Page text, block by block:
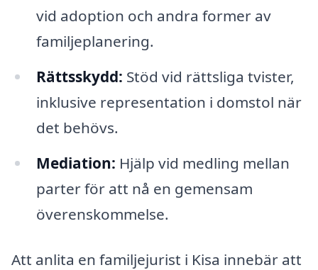
vid adoption och andra former av
familjeplanering.
Rättsskydd: Stöd vid rättsliga tvister,
inklusive representation i domstol när
det behövs.
Mediation: Hjälp vid medling mellan
parter för att nå en gemensam
överenskommelse.
Att anlita en familjejurist i Kisa innebär att